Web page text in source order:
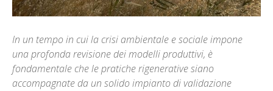
In un tempo in cui la crisi ambientale e sociale impone
una profonda revisione dei modelli produttivi, è
fondamentale che le pratiche rigenerative siano
accompagnate da un solido impianto di validazione